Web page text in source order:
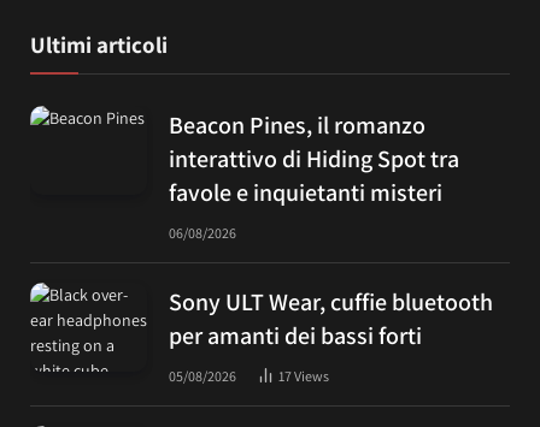
Ultimi articoli
Beacon Pines, il romanzo
interattivo di Hiding Spot tra
favole e inquietanti misteri
06/08/2026
Sony ULT Wear, cuffie bluetooth
per amanti dei bassi forti
05/08/2026 17Views